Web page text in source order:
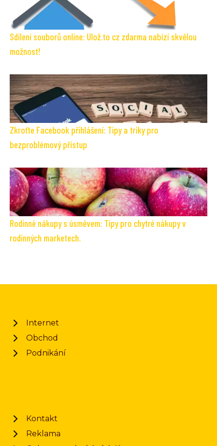
Sdílení souborů online: Ulož.to cz zdarma nabízí skvělou
možnost!
Zkroťte Facebook přihlášení: Tipy a triky pro
bezproblémový přístup
Rodinné nákupy s úsměvem: Tipy pro chytré nákupy v
rodinných marketech.
Internet
Obchod
Podnikání
Kontakt
Reklama